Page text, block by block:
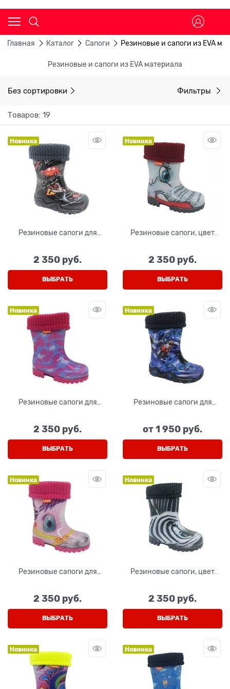
Главная Каталог Сапоги Резиновые и сапоги из EVA
Резиновые и сапоги из EVA материала
Без сортировки Фильтры
Товаров: 19
Новинка
Резиновые сапоги для
2 350 руб.
ВЫБРАТЬ
Новинка
Резиновые сапоги, цвет
2 350 руб.
ВЫБРАТЬ
Новинка
Резиновые сапоги для
2 350 руб.
ВЫБРАТЬ
Новинка
Резиновые сапоги для
от1 950 руб.
ВЫБРАТЬ
Новинка
Резиновые сапоги для
2 350 руб.
ВЫБРАТЬ
Новинка
Резиновые сапоги, цвет
2 350 руб.
ВЫБРАТЬ
Новинка Новинка